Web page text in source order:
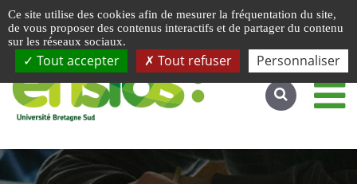
Accéder au site complet
Ce site utilise des cookies afin de mesurer la fréquentation du site,
de vous proposer des contenus interactifs et de partager du contenu
sur les réseaux sociaux.
Tout accepter Tout refuser Personnaliser